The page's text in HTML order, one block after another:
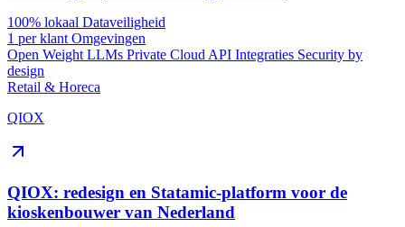
100% lokaal Dataveiligheid
1 per klant Omgevingen
Open Weight LLMs Private Cloud API Integraties Security by
design
Retail & Horeca
QIOX
QIOX: redesign en Statamic-platform voor de
kioskenbouwer van Nederland